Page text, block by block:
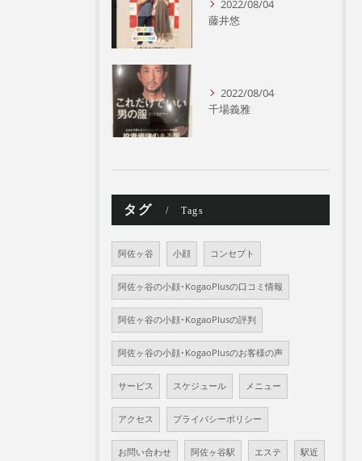
2022/08/04
藤井悠
2022/08/04
千場義雅
タグ Tags
阿佐ヶ谷 小顔 コンセプト
阿佐ヶ谷の小顔･KogaoPlusの口コミ情報
阿佐ヶ谷の小顔･KogaoPlusの評判
阿佐ヶ谷の小顔･KogaoPlusのお客様の声
サービス スケジュール メニュー
アクセス プライバシーポリシー
お問い合わせ 阿佐ヶ谷駅 エステ 駅近